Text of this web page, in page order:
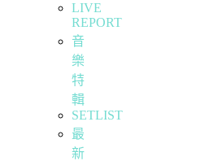
LIVE
REPORT
音
樂
特
輯
SETLIST
最
新